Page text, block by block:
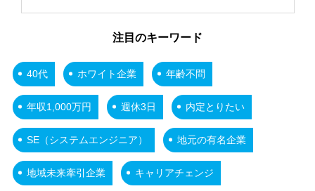
注目のキーワード
40代 ホワイト企業 年齢不問
年収1,000万円 週休3日 内定とりたい
SE（システムエンジニア） 地元の有名企業
地域未来牽引企業 キャリアチェンジ